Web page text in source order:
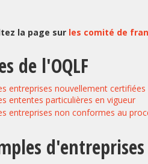
la page sur les comité de
de l'OQLF
entreprises nouvellement
ententes particulières en
entreprises non conformes au